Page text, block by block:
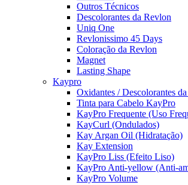
Outros Técnicos
Descolorantes da Revlon
Uniq One
Revlonissimo 45 Days
Coloração da Revlon
Magnet
Lasting Shape
Kaypro
Oxidantes / Descolorantes
Tinta para Cabelo KayPro
KayPro Frequente (Uso
KayCurl (Ondulados)
Kay Argan Oil (Hidratação)
Kay Extension
KayPro Liss (Efeito Liso)
KayPro Anti-yellow (Anti-
KayPro Volume